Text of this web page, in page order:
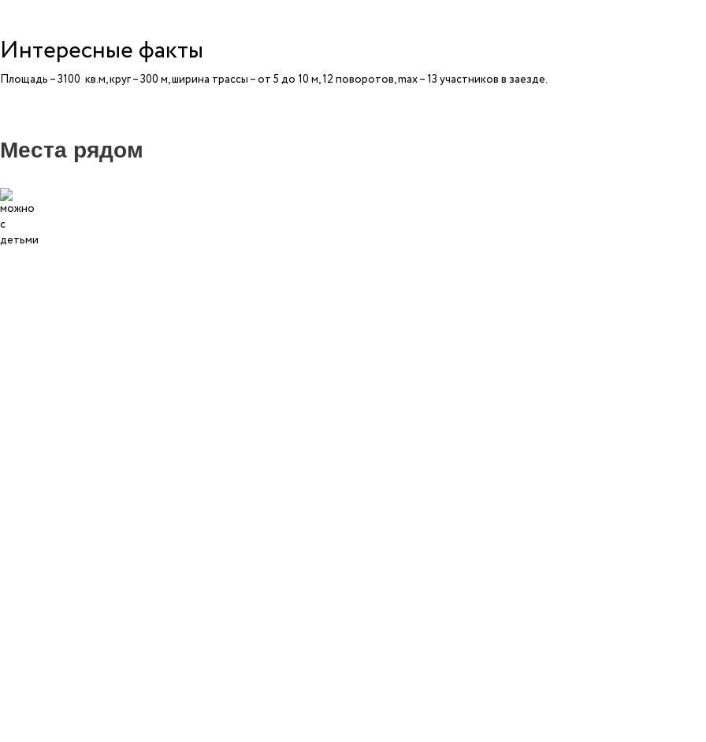
Интересные факты
Площадь – 3100 кв.м, круг – 300 м, ширина трассы – от 5 до 10 м, 12 поворотов, max – 13 участников в заезде.
Места рядом